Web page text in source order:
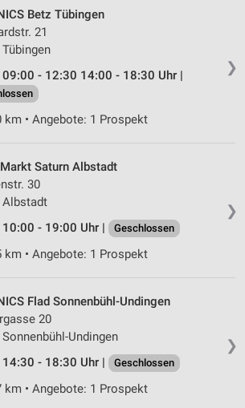
❯
Betz Tübingen
21
09:00 - 12:30 14:00 - 18:30 Uhr |
km • Angebote: 1 Prospekt
❯
Saturn Albstadt
30
Albstadt
10:00 - 19:00 Uhr |
Geschlossen
km • Angebote: 1 Prospekt
❯
Flad Sonnenbühl-Undingen
20
Undingen
14:30 - 18:30 Uhr |
Geschlossen
km • Angebote: 1 Prospekt